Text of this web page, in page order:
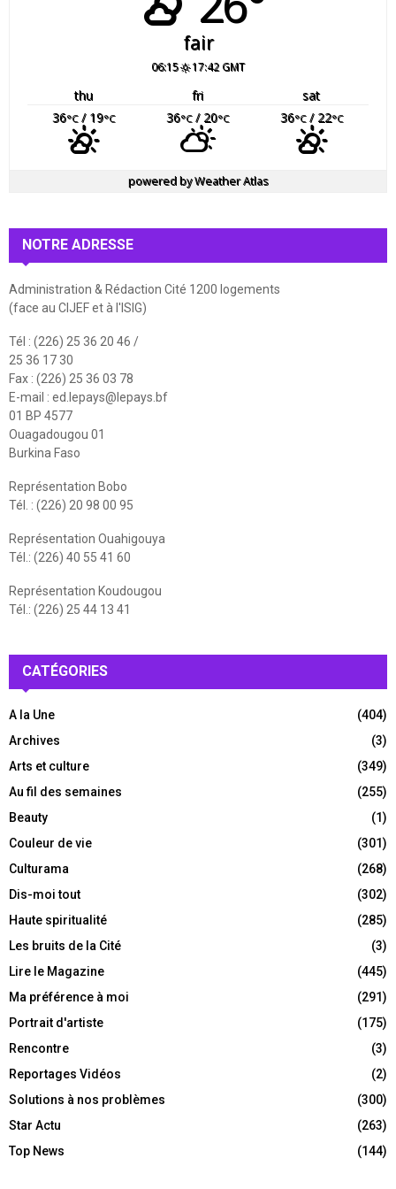
fair
06:15 17:42 GMT
thu fri
sat
36°C/ 19°C 36°C/ 20°C 36°C/ 22°C
powered byWeather Atlas
NOTRE ADRESSE
Administration & Rédaction Cité 1200 logements
(face au CIJEF et à l'ISIG)
Tél : (226) 25 36 20 46 /
25 36 17 30
Fax : (226) 25 36 03 78
E-mail : ed.lepays@lepays.bf
01 BP 4577
Ouagadougou 01
Burkina Faso
Représentation Bobo
Tél. : (226) 20 98 00 95
Représentation Ouahigouya
Tél.: (226) 40 55 41 60
Représentation Koudougou
Tél.: (226) 25 44 13 41
CATÉGORIES
A la Une
(404)
Archives
(3)
Arts et culture
(349)
Au fil des semaines
(255)
Beauty
(1)
Couleur de vie
(301)
Culturama
(268)
Dis-moi tout
(302)
Haute spiritualité
(285)
Les bruits de la Cité
(3)
Lire le Magazine
(445)
Ma préférence à moi
(291)
Portrait d'artiste
(175)
Rencontre
(3)
Reportages Vidéos
(2)
Solutions à nos problèmes
(300)
Star Actu
(263)
Top News
(144)